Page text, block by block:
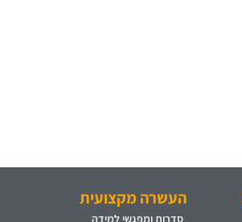
העשרה מקצועית
סדרות ומפגשי למידה